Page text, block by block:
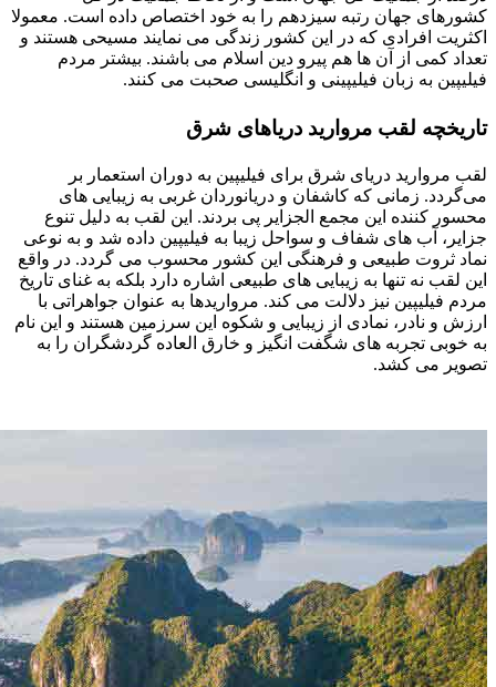
کشورهای جهان رتبه سیزدهم را به خود اختصاص داده‌ است. معمولا
اکثریت افرادی که در این کشور زندگی می نمایند مسیحی هستند و
تعداد کمی از آن ها هم پیرو دین اسلام می باشند. بیشتر مردم
فیلیپین به زبان فیلیپینی و انگلیسی صحبت می‌ کنند.
تاریخچه لقب مروارید دریاهای شرق
لقب مروارید دریای شرق برای فیلیپین به دوران استعمار بر
می‌گردد. زمانی که کاشفان و دریانوردان غربی به زیبایی ‌های
محسور کننده این مجمع ‌الجزایر پی بردند. این لقب به دلیل تنوع
جزایر، آب ‌های شفاف و سواحل زیبا به فیلیپین داده شد و به نوعی
نماد ثروت طبیعی و فرهنگی این کشور محسوب می گردد. در واقع
این لقب نه تنها به زیبایی ‌های طبیعی اشاره دارد بلکه به غنای تاریخ
مردم فیلیپین نیز دلالت می‌ کند. مرواریدها به عنوان جواهراتی با
ارزش و نادر، نمادی از زیبایی و شکوه این سرزمین هستند و این نام
به‌ خوبی تجربه ‌های شگفت ‌انگیز و خارق العاده گردشگران را به
تصویر می ‌کشد.